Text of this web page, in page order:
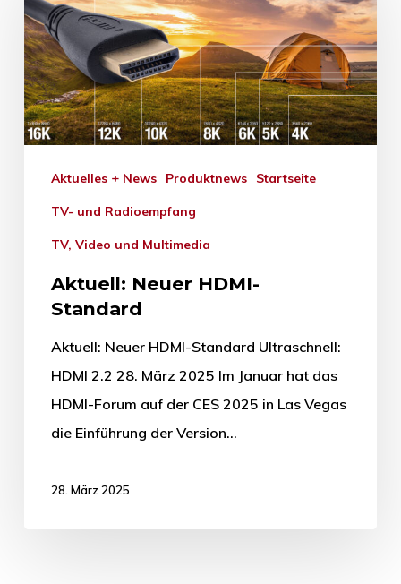
Aktuelles + News Produktnews Startseite
TV- und Radioempfang
TV, Video und Multimedia
Aktuell: Neuer HDMI-
Standard
Aktuell: Neuer HDMI-Standard Ultraschnell:
HDMI 2.2 28. März 2025 Im Januar hat das
HDMI-Forum auf der CES 2025 in Las Vegas
die Einführung der Version…
28. März 2025